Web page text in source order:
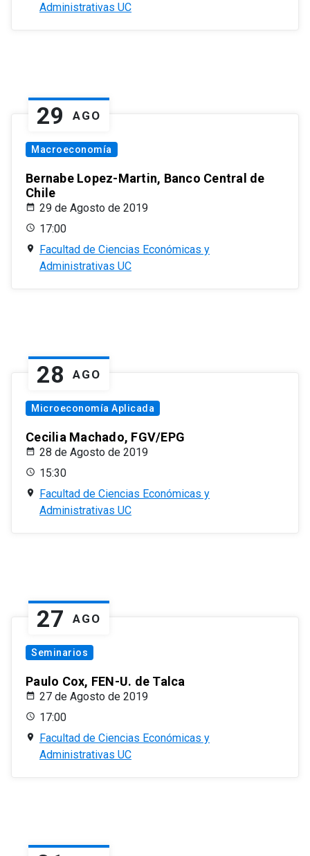
Administrativas UC
29 AGO
Macroeconomía
Bernabe Lopez-Martin, Banco Central de
Chile
29 de Agosto de 2019
17:00
Facultad de Ciencias Económicas y
Administrativas UC
28 AGO
Microeconomía Aplicada
Cecilia Machado, FGV/EPG
28 de Agosto de 2019
15:30
Facultad de Ciencias Económicas y
Administrativas UC
27 AGO
Seminarios
Paulo Cox, FEN-U. de Talca
27 de Agosto de 2019
17:00
Facultad de Ciencias Económicas y
Administrativas UC